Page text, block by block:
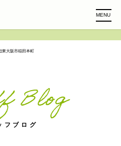
MENU
大阪市稲田本町
Blog
フブログ